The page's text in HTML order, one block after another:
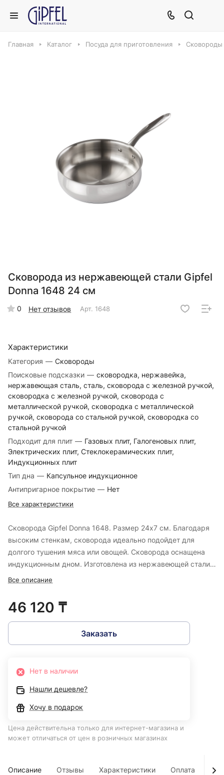
Главная Каталог Посуда для приготовления Сковороды
Сковорода из нержавеющей стали Gipfel
Donna 1648 24 см
0 Нет отзывов Арт. 1648
Характеристики
Категория — Сковороды
Поисковые подсказки — сковородка, нержавейка,
нержавеющая сталь, сталь, сковорода с железной ручкой,
сковородка с железной ручкой, сковорода с
металлической ручкой, сковородка с металлической
ручкой, сковорода со стальной ручкой, сковородка со
стальной ручкой
Подходит для плит — Газовых плит, Галогеновых плит,
Электрических плит, Стеклокерамических плит,
Индукционных плит
Тип дна — Капсульное индукционное
Антипригарное покрытие — Нет
Все характеристики
Сковорода Gipfel Donna 1648. Размер 24х7 см. Благодаря
высоким стенкам, сковорода идеально подойдет для
долгого тушения мяса или овощей. Сковорода оснащена
индукционным дном. Изготовлена из нержавеющей стали
18/10.
Все описание
46 120 ₸
Заказать
Нет в наличии
Нашли дешевле?
Хочу в подарок
Цена действительна только для интернет-магазина и
может отличаться от цен в розничных магазинах
Описание Отзывы Характеристики Оплата